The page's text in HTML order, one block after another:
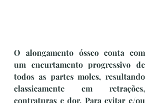
O alongamento ósseo conta com
um encurtamento progressivo de
todos as partes moles, resultando
classicamente em retrações,
contraturas e dor. Para evitar e/ou